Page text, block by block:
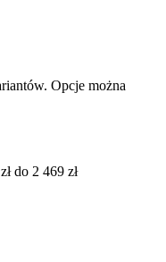
Opcje można
do 2 469 zł